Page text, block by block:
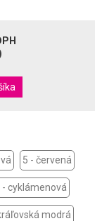
5 - červená
- cyklámenová
modrá